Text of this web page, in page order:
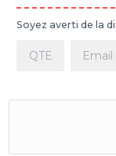
Soyez averti de la